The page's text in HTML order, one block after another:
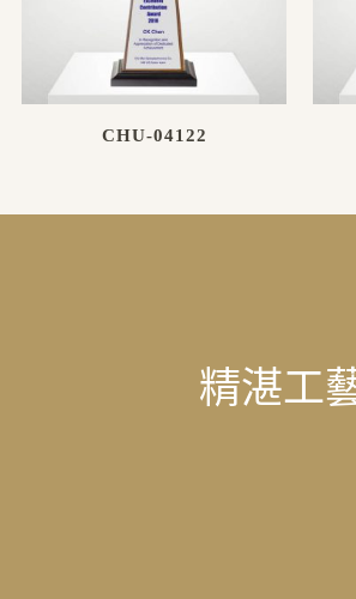
CHU-04122
精湛工